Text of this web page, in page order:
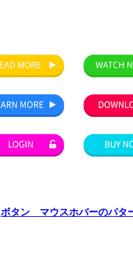
ボタン マウスホバーのパタ